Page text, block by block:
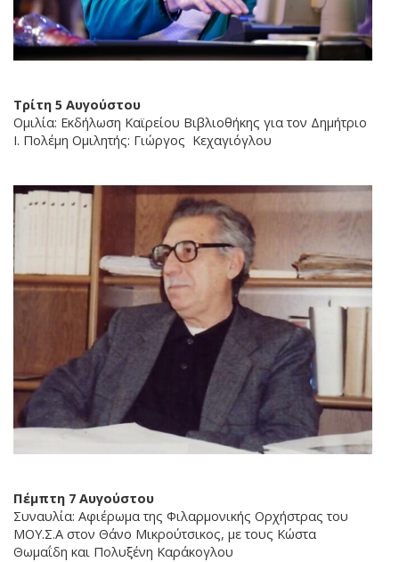
Τρίτη 5 Αυγούστου
Ομιλία: Εκδήλωση Καϊρείου Βιβλιοθήκης για τον Δημήτριο
Ι. Πολέμη Ομιλητής: Γιώργος Κεχαγιόγλου
Πέμπτη 7 Αυγούστου
Συναυλία: Αφιέρωμα της Φιλαρμονικής Ορχήστρας του
ΜΟΥ.Σ.Α στον Θάνο Μικρούτσικος, με τους Κώστα
Θωμαΐδη και Πολυξένη Καράκογλου